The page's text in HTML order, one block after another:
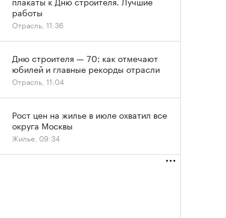
работы
Отрасль, 11:36
Дню строителя — 70: как отмечают
юбилей и главные рекорды отрасли
Отрасль, 11:04
Рост цен на жилье в июле охватил все
округа Москвы
Жилье, 09:34